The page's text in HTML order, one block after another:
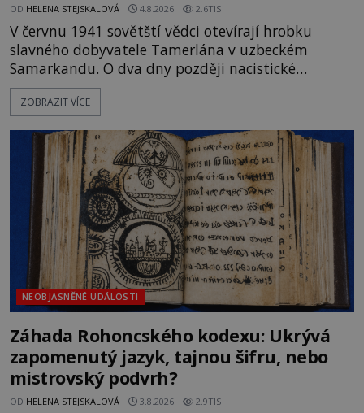
OD HELENA STEJSKALOVÁ 4.8.2026 2.6TIS
V červnu 1941 sovětští vědci otevírají hrobku
slavného dobyvatele Tamerlána v uzbeckém
Samarkandu. O dva dny později nacistické
Německo zahajuje operaci Barbarossa a napadá
Sovětský svaz. Shoda dat je natolik zarážející, že se
na legendě něco pravdy, nebo jde jen o fascinující
souhru okolností? Když antropolog Michail
Gerasimov (1907-1970) a
ZOBRAZIT VÍCE
NEOBJASNĚNÉ UDÁLOSTI
Záhada Rohoncského kodexu: Ukrývá
zapomenutý jazyk, tajnou šifru, nebo
mistrovský podvrh?
OD HELENA STEJSKALOVÁ 3.8.2026 2.9TIS